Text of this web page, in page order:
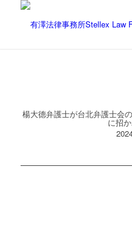
楊大德弁護士が台北弁護士会
に招